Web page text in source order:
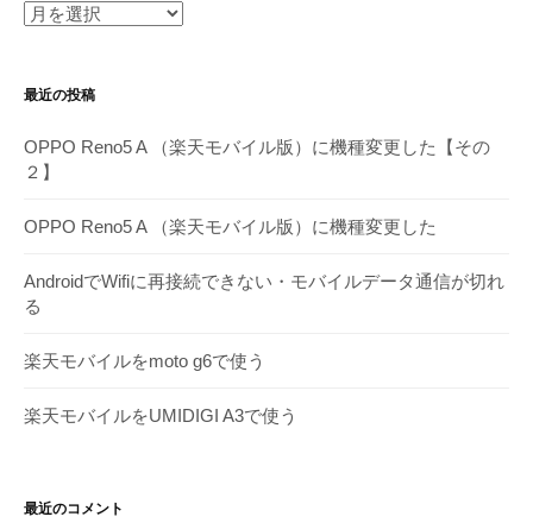
月
ー
イ
ブ
最近の投稿
OPPO Reno5 A （楽天モバイル版）に機種変更した【その
２】
OPPO Reno5 A （楽天モバイル版）に機種変更した
AndroidでWifiに再接続できない・モバイルデータ通信が切れ
る
楽天モバイルをmoto g6で使う
楽天モバイルをUMIDIGI A3で使う
最近のコメント